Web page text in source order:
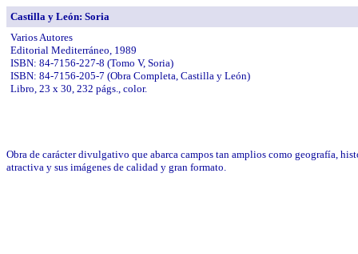
Castilla y León: Soria
Varios Autores
Editorial Mediterráneo, 1989
ISBN: 84-7156-227-8 (Tomo V, Soria)
ISBN: 84-7156-205-7 (Obra Completa, Castilla y León)
Libro, 23 x 30, 232 págs., color.
Obra de carácter divulgativo que abarca campos tan amplios como geografía,
atractiva y sus imágenes de calidad y gran formato.